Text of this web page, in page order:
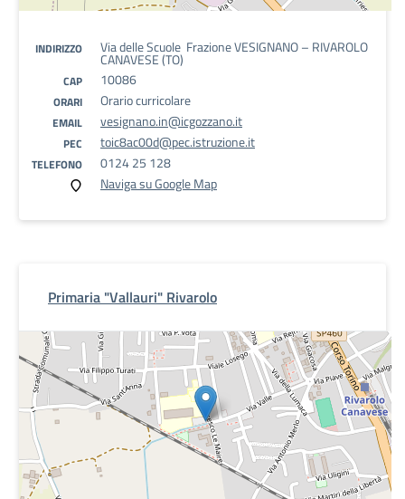
INDIRIZZO Via delle Scuole Frazione VESIGNANO – RIVAROLO
CANAVESE (TO)
CAP 10086
ORARI Orario curricolare
EMAIL vesignano.in@icgozzano.it
PEC toic8ac00d@pec.istruzione.it
TELEFONO
0124 25 128
Naviga su Google Map
Primaria "Vallauri" Rivarolo